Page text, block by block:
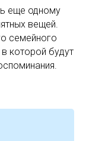
еще одному
вещей.
семейного
которой будут